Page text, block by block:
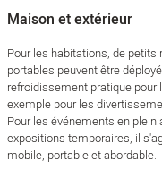
Maison et extérieur
Pour les habitations, de
portables peuvent être
refroidissement pratique
exemple pour les
Pour les événements en
expositions temporaires, il
mobile, portable et abordable.